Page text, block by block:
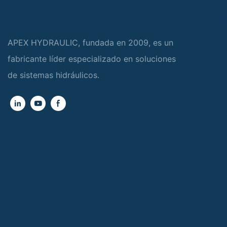
APEX HYDRAULIC, fundada en 2009, es un
fabricante líder especializado en soluciones
de sistemas hidráulicos.